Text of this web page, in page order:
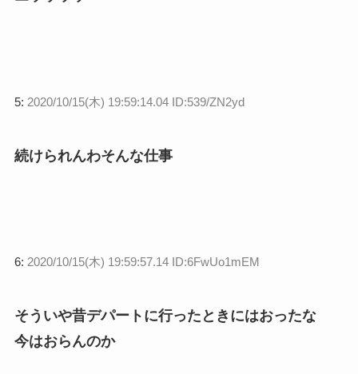
5: 2020/10/15(木) 19:59:14.04 ID:539/ZN2yd
続けられんわそんな仕事
6: 2020/10/15(木) 19:59:57.14 ID:6FwUo1mEM
そういや昔デパートに行ったときにはおったな
今はおらんのか